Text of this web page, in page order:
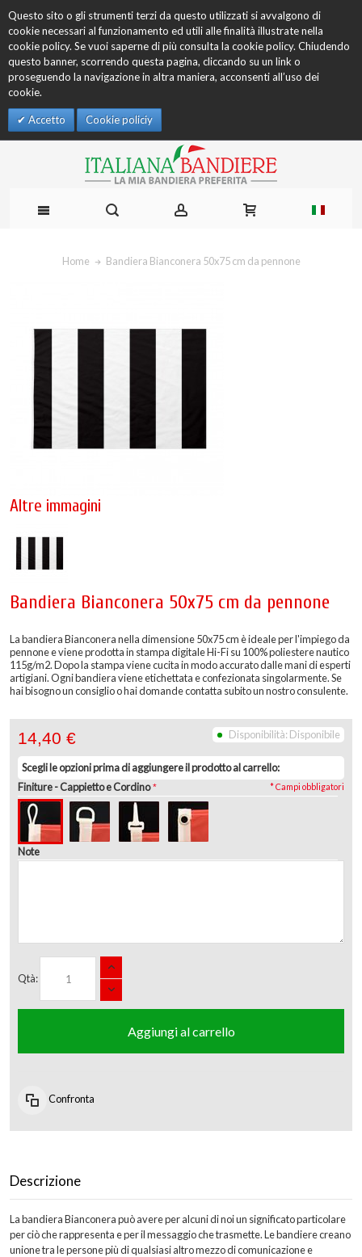
Questo sito o gli strumenti terzi da questo utilizzati si avvalgono di
cookie necessari al funzionamento ed utili alle finalità illustrate nella
cookie policy. Se vuoi saperne di più consulta la cookie policy. Chiudendo
questo banner, scorrendo questa pagina, cliccando su un link o
proseguendo la navigazione in altra maniera, acconsenti all’uso dei
cookie.
Accetto Cookie policiy
Home Bandiera Bianconera 50x75 cm da pennone
Altre immagini
Bandiera Bianconera 50x75 cm da pennone
La bandiera Bianconera nella dimensione 50x75 cm è ideale per l'impiego da
pennone e viene prodotta in stampa digitale Hi-Fi su 100% poliestere nautico
115g/m2. Dopo la stampa viene cucita in modo accurato dalle mani di esperti
artigiani. Ogni bandiera viene etichettata e confezionata singolarmente. Se
hai bisogno un consiglio o hai domande contatta subito un nostro consulente.
Disponibilità: Disponibile
14,40 €
Scegli le opzioni prima di aggiungere il prodotto al carrello:
Finiture- Cappietto e Cordino
Note
* Campi obbligatori
Qtà:
Aggiungi al carrello
Confronta
Descrizione
La bandiera Bianconera può avere per alcuni di noi un significato particolare
per ciò che rappresenta e per il messaggio che trasmette. Le bandiere creano
unione tra le persone più di qualsiasi altro mezzo di comunicazione e